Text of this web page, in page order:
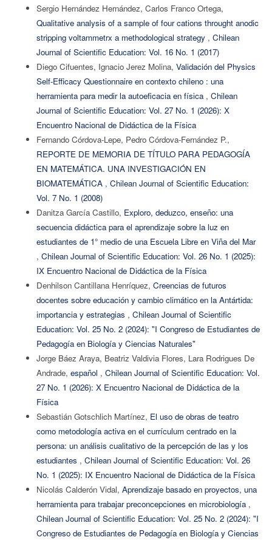
Sergio Hernández Hernández, Carlos Franco Ortega,
Qualitative analysis of a sample of four cations throught anodic
stripping voltammetrx a methodological strategy , Chilean
Journal of Scientific Education: Vol. 16 No. 1 (2017)
Diego Cifuentes, Ignacio Jerez Molina, Validación del Physics
Self-Efficacy Questionnaire en contexto chileno : una
herramienta para medir la autoeficacia en física , Chilean
Journal of Scientific Education: Vol. 27 No. 1 (2026): X
Encuentro Nacional de Didáctica de la Física
Fernando Córdova-Lepe, Pedro Córdova-Fernández P.,
REPORTE DE MEMORIA DE TÍTULO PARA PEDAGOGÍA
EN MATEMÁTICA. UNA INVESTIGACIÓN EN
BIOMATEMÁTICA , Chilean Journal of Scientific Education:
Vol. 7 No. 1 (2008)
Danitza García Castillo, Exploro, deduzco, enseño: una
secuencia didáctica para el aprendizaje sobre la luz en
estudiantes de 1° medio de una Escuela Libre en Viña del Mar
, Chilean Journal of Scientific Education: Vol. 26 No. 1 (2025):
IX Encuentro Nacional de Didáctica de la Física
Denhilson Cantillana Henríquez, Creencias de futuros
docentes sobre educación y cambio climático en la Antártida:
importancia y estrategias , Chilean Journal of Scientific
Education: Vol. 25 No. 2 (2024): "I Congreso de Estudiantes de
Pedagogía en Biología y Ciencias Naturales"
Jorge Báez Araya, Beatriz Valdivia Flores, Lara Rodrigues De
Andrade, español , Chilean Journal of Scientific Education: Vol.
27 No. 1 (2026): X Encuentro Nacional de Didáctica de la
Física
Sebastián Gotschlich Martínez, El uso de obras de teatro
como metodología activa en el currículum centrado en la
persona: un análisis cualitativo de la percepción de las y los
estudiantes , Chilean Journal of Scientific Education: Vol. 26
No. 1 (2025): IX Encuentro Nacional de Didáctica de la Física
Nicolás Calderón Vidal, Aprendizaje basado en proyectos, una
herramienta para trabajar preconcepciones en microbiología ,
Chilean Journal of Scientific Education: Vol. 25 No. 2 (2024): "I
Congreso de Estudiantes de Pedagogía en Biología y Ciencias